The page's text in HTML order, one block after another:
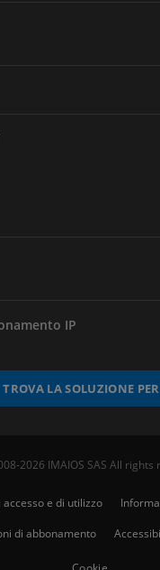
IP
TROVA LA SOLUZIONE
2026 IMAIOS SAS All rights
e di utilizzo
di abbonamento